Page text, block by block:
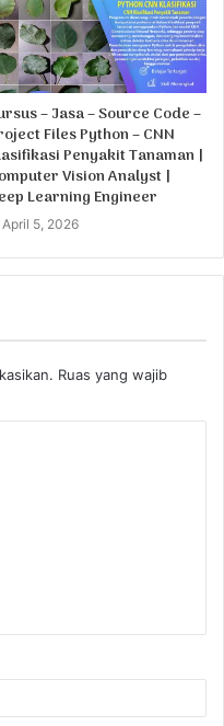
– Jasa – Source Code –
Files Python – CNN
Penyakit Tanaman |
Vision Analyst |
Learning Engineer
April 5, 2026
Ruas yang wajib